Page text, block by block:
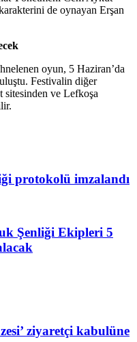
de oynayan Erşan
oyun, 5 Haziran’da
Festivalin diğer
sitesinden ve Lefkoşa
protokolü imzalandı
Şenliği Ekipleri 5
ziyaretçi kabulüne